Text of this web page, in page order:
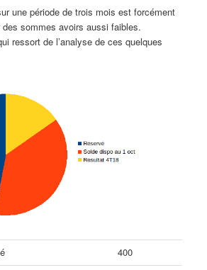
une période de trois mois est forcément
sommes avoirs aussi faibles.
ressort de l’analyse de ces quelques
400